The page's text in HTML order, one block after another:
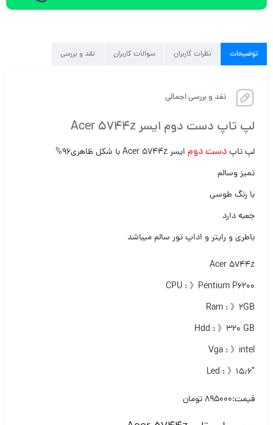
توضیحات نظرات کاربران سوالات کاربران نقد و بررسی
نقد و بررسی اجمالی
لپ تاپ دست دوم ایسر Acer 5744z
لپ تاپدست دوم ایسر Acer 5744z با شکل ظاهری۹۶%
تمیز وسالم
با رنگ طوسی
جعبه دارد
باطری و رایتر و اداپ تور سالم میباشد
Acer 5744z
CPU : 》Pentium P6200
Ram : 》۲GB
Hdd : 》۳۲۰ GB
Vga : 》intel
Led : 》۱۵٫۶″
قیمت:۸۹۵۰۰۰ تومان